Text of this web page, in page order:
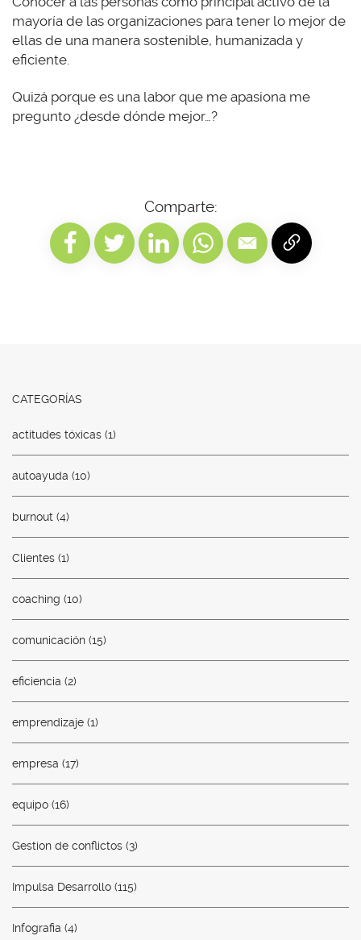
mayoría de las organizaciones para tener lo mejor de
ellas de una manera sostenible, humanizada y
eficiente.
Quizá porque es una labor que me apasiona me
pregunto ¿desde dónde mejor…?
Comparte:
CATEGORÍAS
actitudes tóxicas (1)
autoayuda (10)
burnout (4)
Clientes (1)
coaching (10)
comunicación (15)
eficiencia (2)
emprendizaje (1)
empresa (17)
equipo (16)
Gestion de conflictos (3)
Impulsa Desarrollo (115)
Infografia (4)